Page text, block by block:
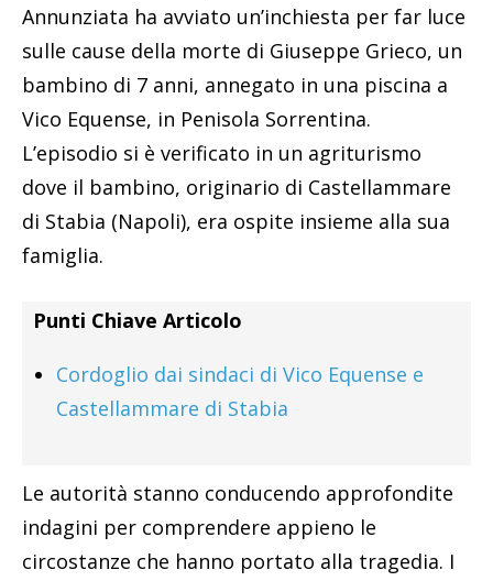
Annunziata ha avviato un’inchiesta per far luce
sulle cause della morte di Giuseppe Grieco, un
bambino di 7 anni, annegato in una piscina a
Vico Equense, in Penisola Sorrentina.
L’episodio si è verificato in un agriturismo
dove il bambino, originario di Castellammare
di Stabia (Napoli), era ospite insieme alla sua
famiglia.
Punti Chiave Articolo
Cordoglio dai sindaci di Vico Equense e
Castellammare di Stabia
Le autorità stanno conducendo approfondite
indagini per comprendere appieno le
circostanze che hanno portato alla tragedia. I